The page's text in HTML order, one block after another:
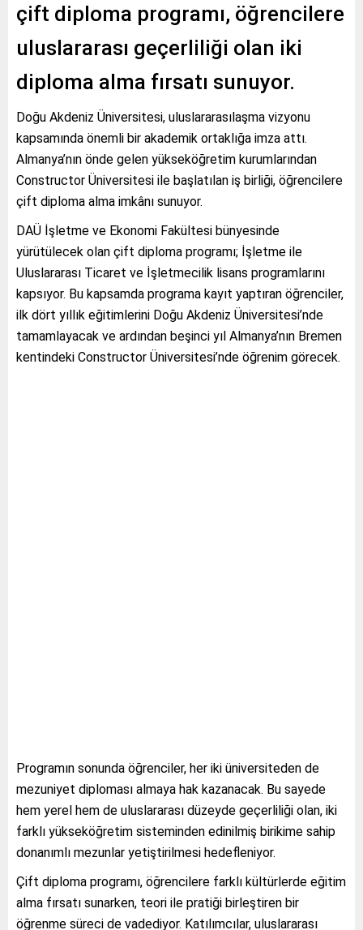
çift diploma programı, öğrencilere
uluslararası geçerliliği olan iki
diploma alma fırsatı sunuyor.
Doğu Akdeniz Üniversitesi, uluslararasılaşma vizyonu
kapsamında önemli bir akademik ortaklığa imza attı.
Almanya’nın önde gelen yükseköğretim kurumlarından
Constructor Üniversitesi ile başlatılan iş birliği, öğrencilere
çift diploma alma imkânı sunuyor.
DAÜ İşletme ve Ekonomi Fakültesi bünyesinde
yürütülecek olan çift diploma programı; İşletme ile
Uluslararası Ticaret ve İşletmecilik lisans programlarını
kapsıyor. Bu kapsamda programa kayıt yaptıran öğrenciler,
ilk dört yıllık eğitimlerini Doğu Akdeniz Üniversitesi’nde
tamamlayacak ve ardından beşinci yıl Almanya’nın Bremen
kentindeki Constructor Üniversitesi’nde öğrenim görecek.
Programın sonunda öğrenciler, her iki üniversiteden de
mezuniyet diploması almaya hak kazanacak. Bu sayede
hem yerel hem de uluslararası düzeyde geçerliliği olan, iki
farklı yükseköğretim sisteminden edinilmiş birikime sahip
donanımlı mezunlar yetiştirilmesi hedefleniyor.
Çift diploma programı, öğrencilere farklı kültürlerde eğitim
alma fırsatı sunarken, teori ile pratiği birleştiren bir
öğrenme süreci de vadediyor. Katılımcılar, uluslararası